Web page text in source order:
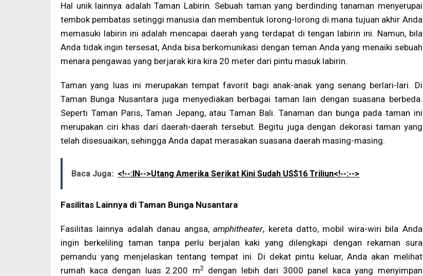
Hal unik lainnya adalah Taman Labirin. Sebuah taman yang berdinding tanaman menyerupai
tembok pembatas setinggi manusia dan membentuk lorong-lorong di mana tujuan akhir Anda
memasuki labirin ini adalah mencapai daerah yang terdapat di tengan labirin ini. Namun, bila
Anda tidak ingin tersesat, Anda bisa berkomunikasi dengan teman Anda yang menaiki sebuah
menara pengawas yang berjarak kira kira 20 meter dari pintu masuk labirin.
Taman yang luas ini merupakan tempat favorit bagi anak-anak yang senang berlari-lari. Di
Taman Bunga Nusantara juga menyediakan berbagai taman lain dengan suasana berbeda.
Seperti Taman Paris, Taman Jepang, atau Taman Bali. Tanaman dan bunga pada taman ini
merupakan ciri khas dari daerah-daerah tersebut. Begitu juga dengan dekorasi taman yang
telah disesuaikan, sehingga Anda dapat merasakan suasana daerah masing-masing.
Baca Juga: <!--:IN-->Utang Amerika Serikat Kini Sudah US$16 Triliun<!--:-->
Fasilitas Lainnya di Taman Bunga Nusantara
Fasilitas lainnya adalah danau angsa,amphitheater, kereta datto, mobil wira-wiri bila Anda
ingin berkeliling taman tanpa perlu berjalan kaki yang dilengkapi dengan rekaman sura
pemandu yang menjelaskan tentang tempat ini. Di dekat pintu keluar, Anda akan melihat
rumah kaca dengan luas 2.200 m2dengan lebih dari 3000 panel kaca yang menyimpan